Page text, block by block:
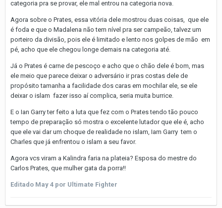
categoria pra se provar, ele mal entrou na categoria nova.
Agora sobre o Prates, essa vitória dele mostrou duas coisas, que ele
é foda e que o Madalena não tem nível pra ser campeão, talvez um
porteiro da divisão, pois ele é limitado e lento nos golpes de mão em
pé, acho que ele chegou longe demais na categoria até.
Já o Prates é carne de pescoço e acho que o chão dele é bom, mas
ele meio que parece deixar o adversário ir pras costas dele de
propósito tamanha a facilidade dos caras em mochilar ele, se ele
deixar o islam fazer isso aí complica, seria muita burrice.
E o Ian Garry ter feito a luta que fez com o Prates tendo tão pouco
tempo de preparação só mostra o excelente lutador que ele é, acho
que ele vai dar um choque de realidade no islam, Iam Garry tem o
Charles que já enfrentou o islam a seu favor.
Agora vcs viram a Kalindra faria na plateia? Esposa do mestre do
Carlos Prates, que mulher gata da porra!!
Editado May 4 por Ultimate Fighter